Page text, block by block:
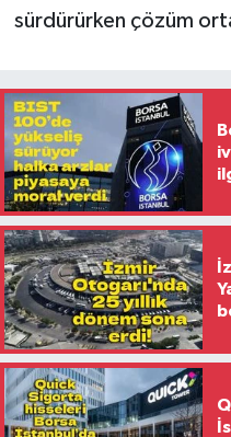
sürdürürken çözüm